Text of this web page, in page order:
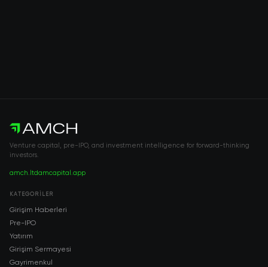
Venture capital, pre-IPO, and investment intelligence for forward-thinking
investors.
amch.ltdamcapital.app
KATEGORILER
Girişim Haberleri
Pre-IPO
Yatırım
Girişim Sermayesi
Gayrimenkul